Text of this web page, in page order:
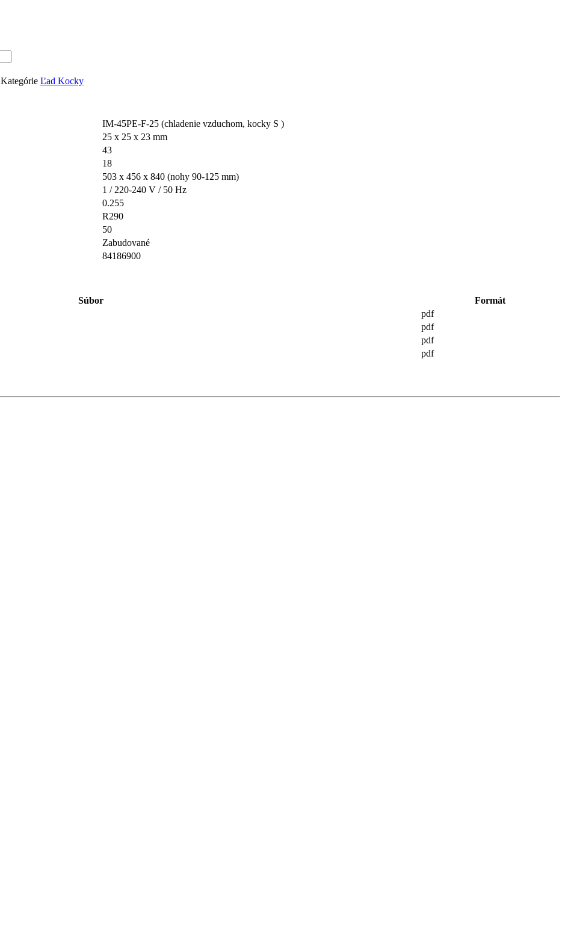
Kategórie Ľad Kocky
IM-45PE-F-25 (chladenie vzduchom, kocky S )
25 x 25 x 23 mm
43
18
503 x 456 x 840 (nohy 90-125 mm)
1 / 220-240 V / 50 Hz
0.255
R290
50
Zabudované
84186900
Súbor
Formát
pdf
pdf
pdf
pdf